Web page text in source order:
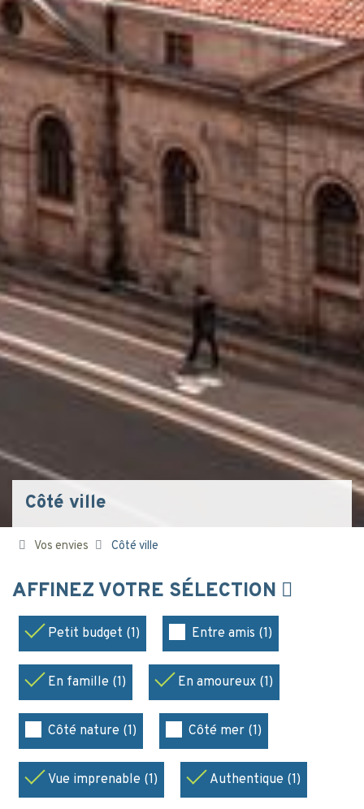
Côté ville
Vos envies Côté ville
AFFINEZ VOTRE SÉLECTION
Petit budget (1) Entre amis (1)
En famille (1) En amoureux (1)
Côté nature (1) Côté mer (1)
Vue imprenable (1) Authentique (1)